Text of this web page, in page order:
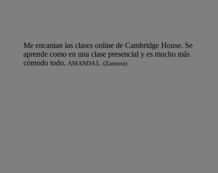
Me encantan las clases online de Cambridge House. Se
aprende como en una clase presencial y es mucho más
cómodo todo. AMANDA L. (Zamora)